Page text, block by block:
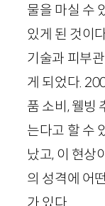
물을 마실 수
있게 된 것이
기술과 피부
게 되었다.
품 소비, 웰빙
는다고 할 수
났고, 이 현상
의 성격에 어
가 있다.